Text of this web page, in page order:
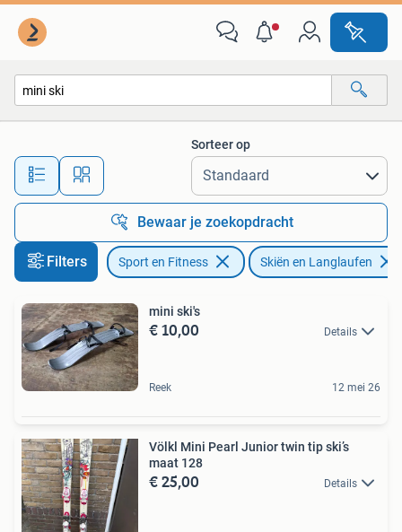
Alle afstanden…
Sorteer op
Bewaar je zoekopdracht
Filters Sport en Fitness Skiën en Langlaufen
mini ski's
€ 10,00 Details
Reek 12 mei 26
Völkl Mini Pearl Junior twin tip ski’s
maat 128
€ 25,00 Details